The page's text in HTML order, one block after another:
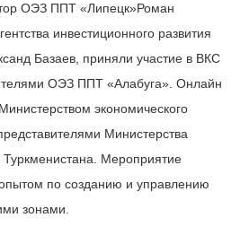
ОЭЗ ППТ «Липецк»Роман
инвестиционного развития
Базаев, приняли участие в ВКС
ОЭЗ ППТ «Алабуга». Онлайн
экономического
Министерства
Мероприятие
по созданию и управлению
зонами.